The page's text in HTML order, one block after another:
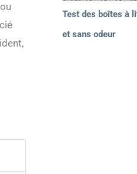
Test des boîtes à
et sans odeur